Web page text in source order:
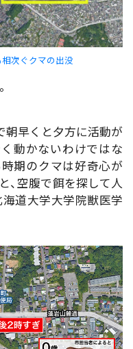
次ぐクマの出没
朝早くと夕方に活動が
動かないわけではな
期のクマは好奇心が
、空腹で餌を探して人
海道大学大学院獣医学